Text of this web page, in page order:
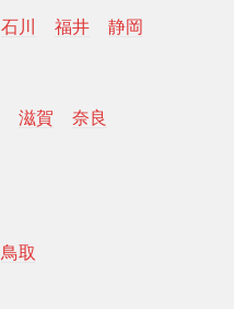
石川 福井 静岡
滋賀 奈良
鳥取